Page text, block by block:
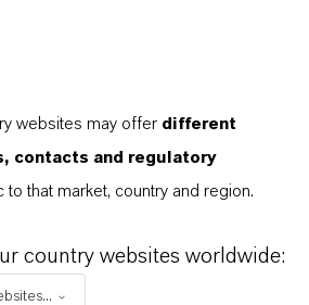
(SDS), exklusive
websites may offer different
contacts and regulatory
to that market, country and region.
country websites worldwide: